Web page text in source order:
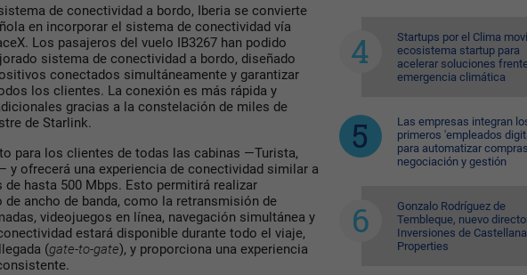
de conectividad a bordo, Iberia se convierte
en incorporar el sistema de conectividad vía
Los pasajeros del vuelo IB3267 han podido
sistema de conectividad a bordo, diseñado
conectados simultáneamente y garantizar
los clientes. La conexión es más rápida y
gracias a la constelación de miles de
de Starlink.
para los clientes de todas las cabinas —Turista,
y ofrecerá una experiencia de conectividad similar a
de hasta 500 Mbps. Esto permitirá realizar
ancho de banda, como la retransmisión de
videojuegos en línea, navegación simultánea y
estará disponible durante todo el viaje,
(gate-to-gate), y proporciona una experiencia
Startups por el Clima
ecosistema startup para
acelerar soluciones
emergencia climática
Las empresas integran
primeros 'empleados
para automatizar
negociación y gestión
Gonzalo Rodríguez de
Tembleque, nuevo
Inversiones de Castellana
Properties